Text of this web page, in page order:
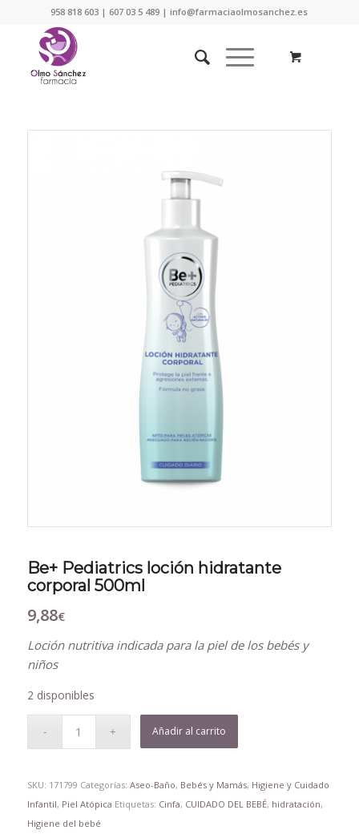
958 818 603 | 607 03 5 489 | info@farmaciaolmosanchez.es
Be+ Pediatrics loción hidratante
corporal 500ml
9,88€
Loción nutritiva indicada para la piel de los bebés y
niños
2 disponibles
Añadir al carrito
SKU: 171799 Categorías: Aseo-Baño, Bebés y Mamás, Higiene y Cuidado
Infantil, Piel Atópica Etiquetas: Cinfa, CUIDADO DEL BEBÉ, hidratación,
Higiene del bebé